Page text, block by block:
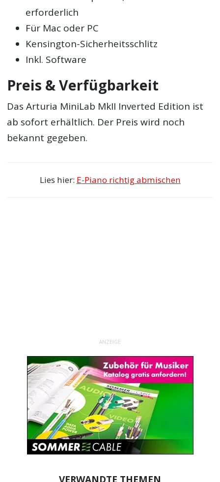
erforderlich
Für Mac oder PC
Kensington-Sicherheitsschlitz
Inkl. Software
Preis & Verfügbarkeit
Das Arturia MiniLab MkII Inverted Edition ist
ab sofort erhältlich. Der Preis wird noch
bekannt gegeben.
Lies hier: E-Piano richtig abmischen
ANZEIGE